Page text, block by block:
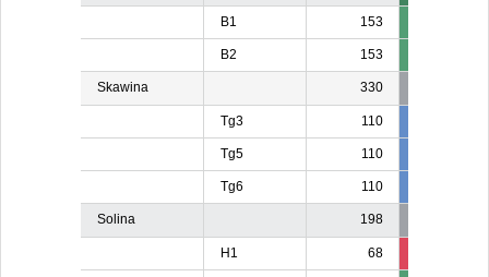
B1 153
B2 153
Skawina 330
Tg3 110
Tg5 110
Tg6 110
Solina 198
H1 68